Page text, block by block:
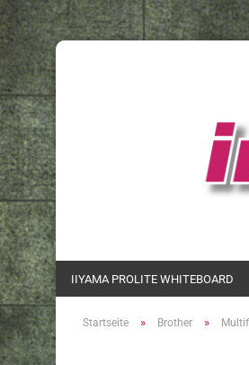
IIYAMA PROLITE WHITEBOARD
Startseite » Brother »